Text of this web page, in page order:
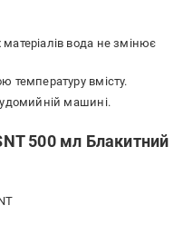
вода не змінює
температуру вмісту.
машині.
500 мл Блакитний